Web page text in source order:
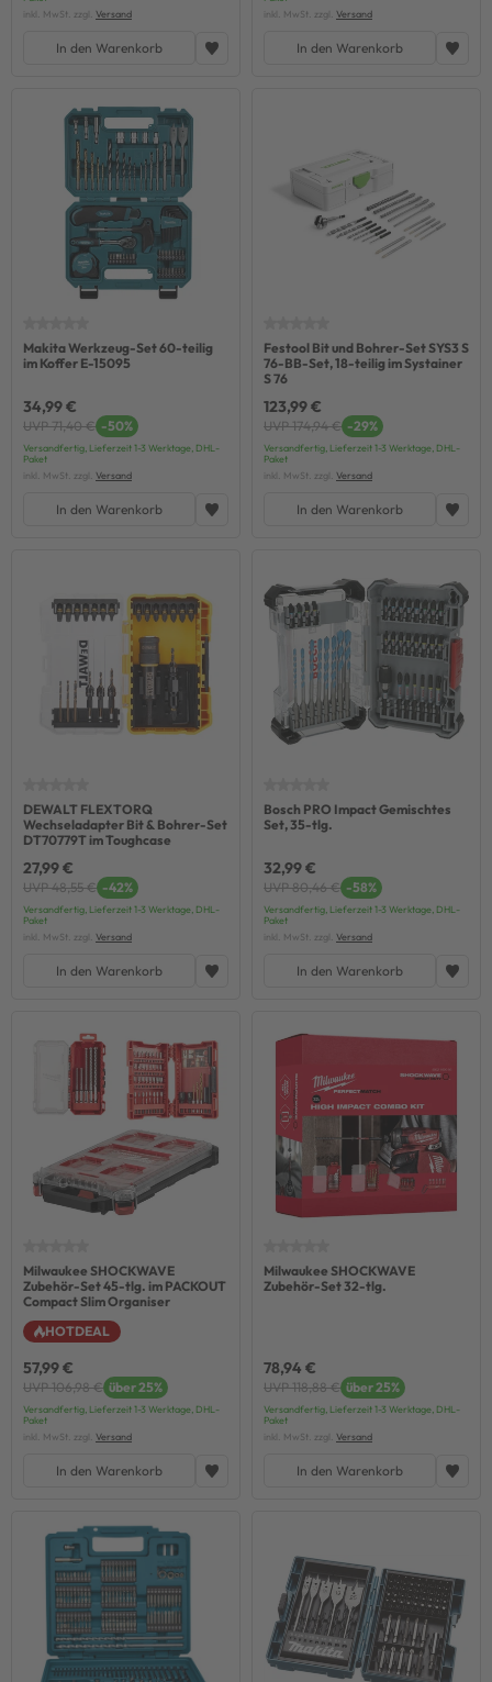
inkl. MwSt. zzgl. Versand
In den Warenkorb
inkl. MwSt. zzgl. Versand
In den Warenkorb
Makita Werkzeug-Set 60-teilig
im Koffer E-15095
34,99 €
UVP 71,40 € -50%
Versandfertig, Lieferzeit 1-3 Werktage, DHL-
Paket
inkl. MwSt. zzgl. Versand
In den Warenkorb
Festool Bit und Bohrer-Set SYS3 S
76-BB-Set, 18-teilig im Systainer
S 76
123,99 €
UVP 174,94 € -29%
Versandfertig, Lieferzeit 1-3 Werktage, DHL-
Paket
inkl. MwSt. zzgl. Versand
In den Warenkorb
DEWALT FLEXTORQ
Wechseladapter Bit & Bohrer-Set
DT70779T im Toughcase
27,99 €
UVP 48,55 € -42%
Versandfertig, Lieferzeit 1-3 Werktage, DHL-
Paket
inkl. MwSt. zzgl. Versand
In den Warenkorb
Bosch PRO Impact Gemischtes
Set, 35-tlg.
32,99 €
UVP 80,46 € -58%
Versandfertig, Lieferzeit 1-3 Werktage, DHL-
Paket
inkl. MwSt. zzgl. Versand
In den Warenkorb
Milwaukee SHOCKWAVE
Zubehör-Set 45-tlg. im PACKOUT
Compact Slim Organiser
HOTDEAL
57,99 €
UVP 106,98 € über 25%
Versandfertig, Lieferzeit 1-3 Werktage, DHL-
Paket
inkl. MwSt. zzgl. Versand
In den Warenkorb
Milwaukee SHOCKWAVE
Zubehör-Set 32-tlg.
78,94 €
UVP 118,88 € über 25%
Versandfertig, Lieferzeit 1-3 Werktage, DHL-
Paket
inkl. MwSt. zzgl. Versand
In den Warenkorb